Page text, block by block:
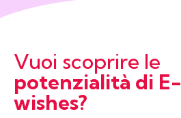
Vuoi scoprire le
potenzialità di E-
wishes?